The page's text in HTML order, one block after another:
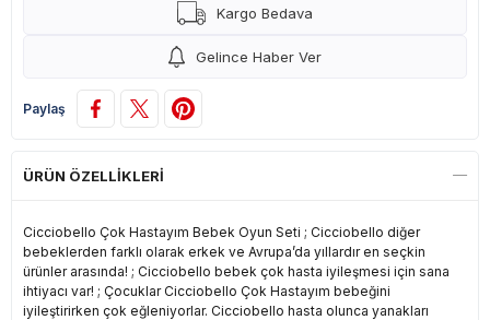
Kargo Bedava
Gelince Haber Ver
Paylaş
ÜRÜN ÖZELLIKLERI
Cicciobello Çok Hastayım Bebek Oyun Seti ; Cicciobello diğer
bebeklerden farklı olarak erkek ve Avrupa’da yıllardır en seçkin
ürünler arasında! ; Cicciobello bebek çok hasta iyileşmesi için sana
ihtiyacı var! ; Çocuklar Cicciobello Çok Hastayım bebeğini
iyileştirirken çok eğleniyorlar. Cicciobello hasta olunca yanakları